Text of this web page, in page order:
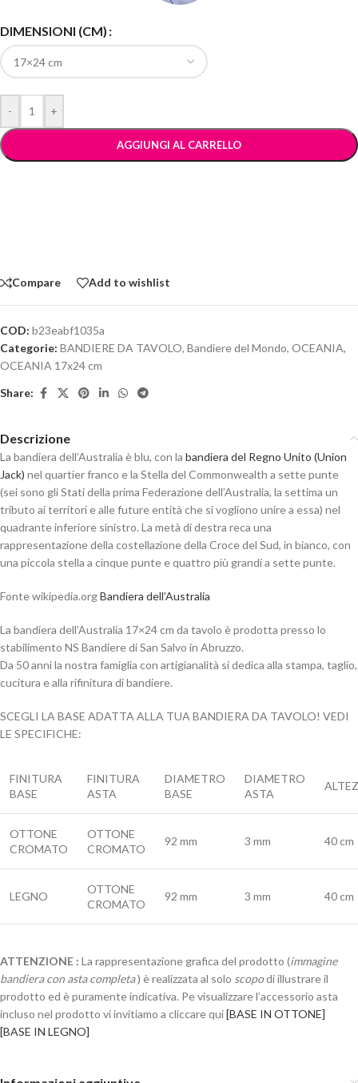
DIMENSIONI (CM)
- +
AGGIUNGI AL CARRELLO
Compare Add to wishlist
COD: b23eabf1035a
Categorie: BANDIERE DA TAVOLO, Bandiere del Mondo, OCEANIA,
OCEANIA 17x24 cm
Share:
Descrizione
La bandiera dell’Australia è blu, con la bandiera del Regno Unito (Union
Jack) nel quartier franco e la Stella del Commonwealth a sette punte
(sei sono gli Stati della prima Federazione dell’Australia, la settima un
tributo ai territori e alle future entità che si vogliono unire a essa) nel
quadrante inferiore sinistro. La metà di destra reca una
rappresentazione della costellazione della Croce del Sud, in bianco, con
una piccola stella a cinque punte e quattro più grandi a sette punte.
Fonte wikipedia.orgBandiera dell’Australia
La bandiera dell’Australia 17×24 cm da tavolo è prodotta presso lo
stabilimento NS Bandiere di San Salvo in Abruzzo.
Da 50 anni la nostra famiglia con artigianalità si dedica alla stampa, taglio,
cucitura e alla rifinitura di bandiere.
SCEGLI LA BASE ADATTA ALLA TUA BANDIERA DA TAVOLO! VEDI
LE SPECIFICHE:
FINITURA
BASE
FINITURA
ASTA
DIAMETRO
BASE
DIAMETRO
ASTA
OTTONE
CROMATO
OTTONE
CROMATO
92 mm 3 mm 40 cm
LEGNO
OTTONE
CROMATO
92 mm 3 mm 40 cm
ATTENZIONE : La rappresentazione grafica del prodotto (immagine
bandiera con asta completa) è realizzata al solo scopodi illustrare il
prodotto ed è puramente indicativa. Pe visualizzare l’accessorio asta
incluso nel prodotto vi invitiamo a cliccare qui[BASE IN OTTONE]
[BASE IN LEGNO]